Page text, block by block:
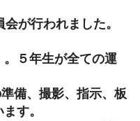
が行われました。
。５年生が全ての運
備、撮影、指示、板
す。